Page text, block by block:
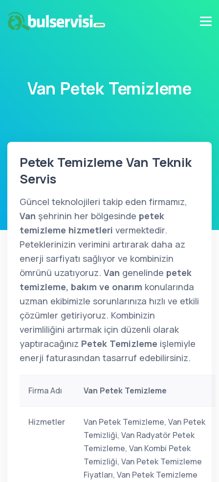
Van Petek Temizleme
Petek Temizleme Van Teknik
Servis
Güncel teknolojileri takip eden firmamız,
Van şehrinin her bölgesinde petek
temizleme hizmetleri vermektedir.
Peteklerinizin verimini artırarak daha az
enerji sarfiyatı sağlıyor ve kombinizin
ömrünü uzatıyoruz. Van genelinde petek
temizleme, bakım ve onarım konularında
uzman ekibimizle sorunlarınıza hızlı ve etkili
çözümler getiriyoruz. Kombinizin
verimliliğini artırmak için düzenli olarak
yaptıracağınız Petek Temizleme işlemiyle
enerji faturasından tasarruf edebilirsiniz.
Firma Adı Van Petek Temizleme
Hizmetler
Van Petek Temizleme, Van Petek
Temizliği, Van Radyatör Petek
Temizleme, Van Kombi Petek
Temizliği, Van Petek Temizleme
Fiyatları, Van Petek Temizleme